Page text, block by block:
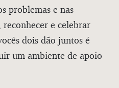
problemas e nas
e celebrar
dois dão juntos é
um ambiente de apoio